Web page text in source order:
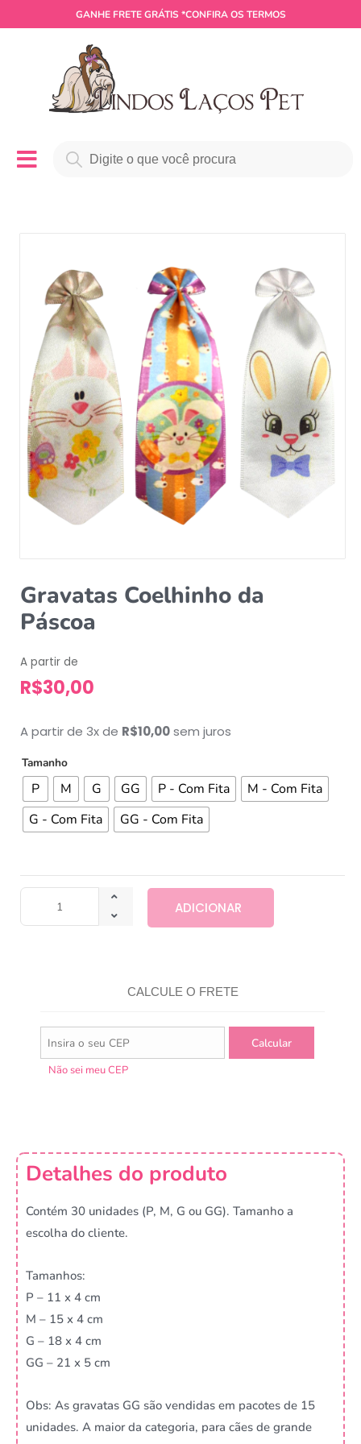
GANHE FRETE GRÁTIS *CONFIRA OS TERMOS
Gravatas Coelhinho da
Páscoa
A partir de
R$30,00
A partir de 3x de R$10,00sem juros
Tamanho
P M G GG P - Com Fita
M - Com Fita
G - Com Fita
GG - Com Fita
ADICIONAR
CALCULE O FRETE
Não sei meu CEP
Detalhes do produto
Contém 30 unidades (P, M, G ou GG). Tamanho a
escolha do cliente.
Tamanhos:
P – 11 x 4 cm
M – 15 x 4 cm
G – 18 x 4 cm
GG – 21 x 5 cm
Obs: As gravatas GG são vendidas em pacotes de 15
unidades. A maior da categoria, para cães de grande